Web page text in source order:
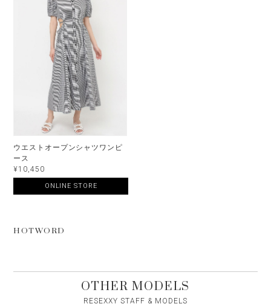
ウエストオープンシャツワンピ
ース
¥10,450
ONLINE STORE
HOTWORD
OTHER MODELS
RESEXXY STAFF & MODELS